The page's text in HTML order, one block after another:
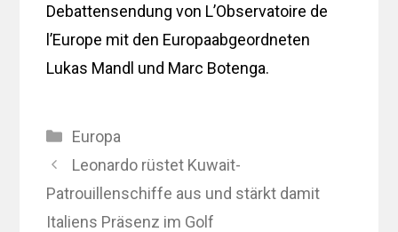
Debattensendung von L’Observatoire de
l’Europe mit den Europaabgeordneten
Lukas Mandl und Marc Botenga.
Kategorien
Europa
Leonardo rüstet Kuwait-
Patrouillenschiffe aus und stärkt damit
Italiens Präsenz im Golf